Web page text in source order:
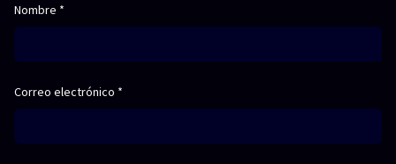
Nombre *
Correo electrónico *